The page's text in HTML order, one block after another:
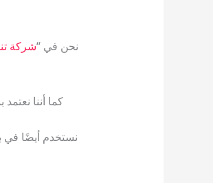
نحن في “شركة
كما أننا
نستخدم أيضًا في